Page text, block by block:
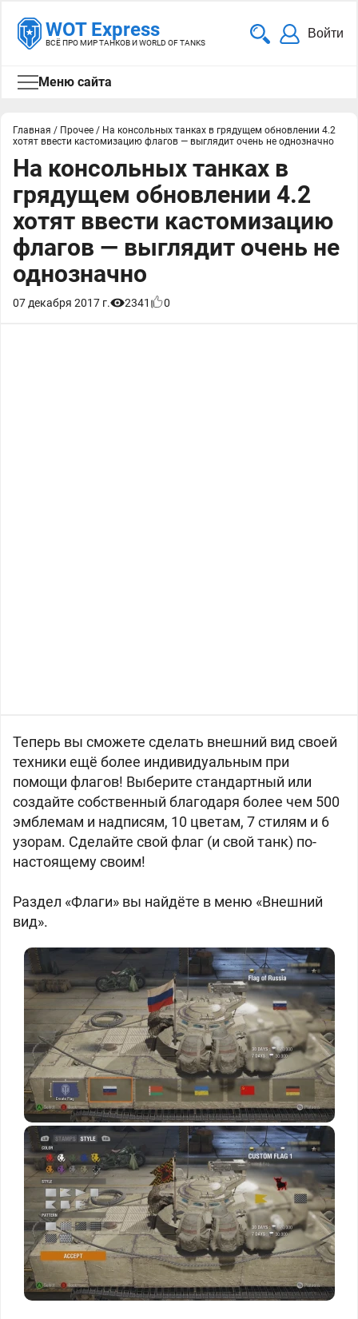
WOT Express
ВСЁ ПРО МИР ТАНКОВ И WORLD OF TANKS
Войти
Меню сайта
Главная / Прочее / На консольных танках в грядущем обновлении 4.2
хотят ввести кастомизацию флагов — выглядит очень не однозначно
На консольных танках в
грядущем обновлении 4.2
хотят ввести кастомизацию
флагов — выглядит очень не
однозначно
07 декабря 2017 г. 2341 0
Теперь вы сможете сделать внешний вид своей
техники ещё более индивидуальным при
помощи флагов! Выберите стандартный или
создайте собственный благодаря более чем 500
эмблемам и надписям, 10 цветам, 7 стилям и 6
узорам. Сделайте свой флаг (и свой танк) по-
настоящему своим!
Раздел «Флаги» вы найдёте в меню «Внешний
вид».